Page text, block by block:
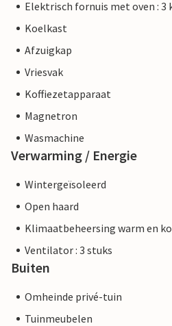
Elektrisch fornuis met oven : 3
Koelkast
Afzuigkap
Vriesvak
Koffiezetapparaat
Magnetron
Wasmachine
Verwarming / Energie
Wintergeïsoleerd
Open haard
Klimaatbeheersing warm en
Ventilator : 3 stuks
Buiten
Omheinde privé-tuin
Tuinmeubelen